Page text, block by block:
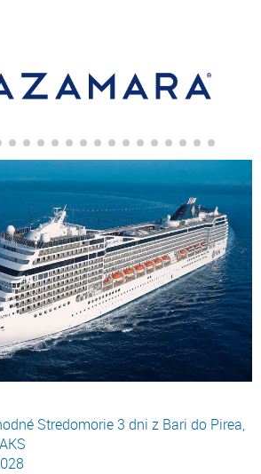
Stredomorie 3 dni z Bari do Pirea,